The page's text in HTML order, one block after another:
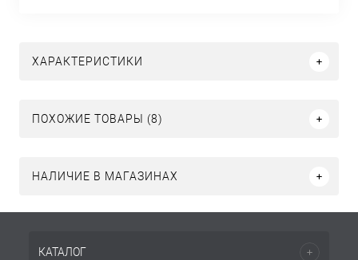
ХАРАКТЕРИСТИКИ
ПОХОЖИЕ ТОВАРЫ (8)
НАЛИЧИЕ В МАГАЗИНАХ
КАТАЛОГ